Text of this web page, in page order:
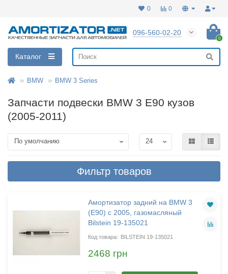
0
0
096-560-02-20
0
Каталог
BMW BMW 3 Series
Запчасти подвески BMW 3 E90 кузов
(2005-2011)
Фильтр товаров
Амортизатор задний на BMW 3
(E90) с 2005, газомасляный
Bilstein 19-135021
BILSTEIN 19-135021
2468 грн